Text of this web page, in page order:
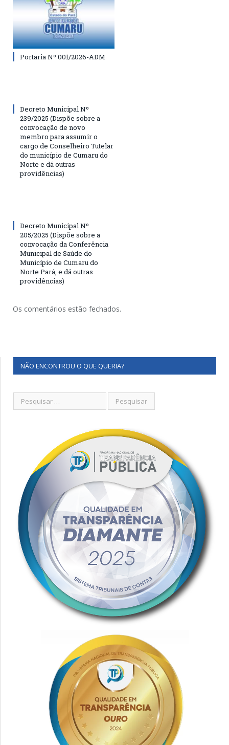
Portaria Nº 001/2026-ADM
Decreto Municipal Nº
239/2025 (Dispõe sobre a
convocação de novo
membro para assumir o
cargo de Conselheiro Tutelar
do município de Cumaru do
Norte e dá outras
providências)
Decreto Municipal Nº
205/2025 (Dispõe sobre a
convocação da Conferência
Municipal de Saúde do
Município de Cumaru do
Norte Pará, e dá outras
providências)
Os comentários estão fechados.
NÃO ENCONTROU O QUE QUERIA?